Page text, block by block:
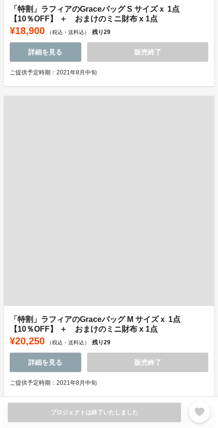
プロジェクトは終了いたしました favorite
「特割」ラフィアのGraceバッグ S サイズｘ 1点
【10％OFF】 ＋ おまけのミニ財布 x 1点
¥18,900 （税込・送料込） 残り29
詳細を見る 販売終了
ご提供予定時期：2021年8月中旬
「特割」ラフィアのGraceバッグ M サイズｘ 1点
【10％OFF】 ＋ おまけのミニ財布 x 1点
¥20,250 （税込・送料込） 残り29
詳細を見る 販売終了
ご提供予定時期：2021年8月中旬